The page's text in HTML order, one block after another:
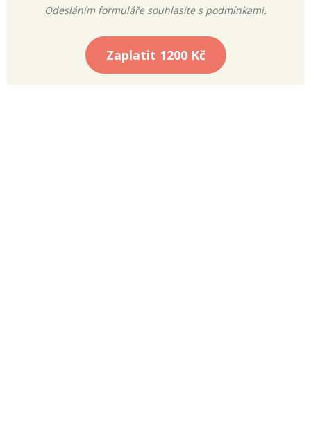
Odesláním formuláře souhlasíte s podmínkami.
Zaplatit 1200 Kč